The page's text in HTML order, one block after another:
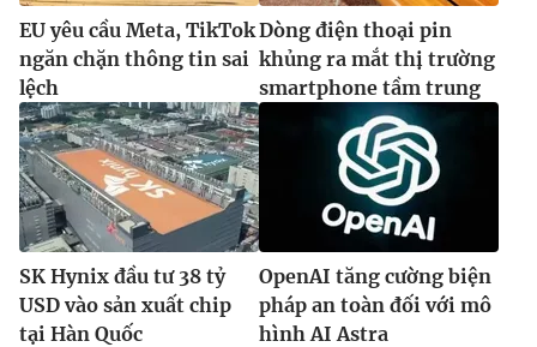
EU yêu cầu Meta, TikTok
ngăn chặn thông tin sai
lệch
Dòng điện thoại pin
khủng ra mắt thị trường
smartphone tầm trung
SK Hynix đầu tư 38 tỷ
USD vào sản xuất chip
tại Hàn Quốc
OpenAI tăng cường biện
pháp an toàn đối với mô
hình AI Astra